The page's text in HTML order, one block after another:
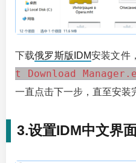
下载俄罗斯版IDM安装文件
t Download
一直点击下一步，直至安装
3.设置IDM中文界